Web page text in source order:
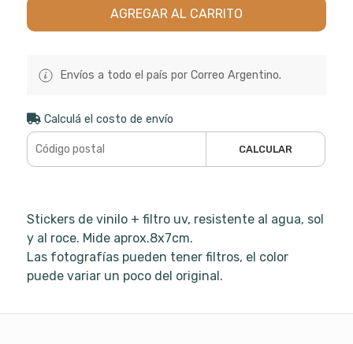
AGREGAR AL CARRITO
Envíos a todo el país por Correo Argentino.
Calculá el costo de envío
CALCULAR
Stickers de vinilo + filtro uv, resistente al agua, sol
y al roce. Mide aprox.8x7cm.
Las fotografías pueden tener filtros, el color
puede variar un poco del original.